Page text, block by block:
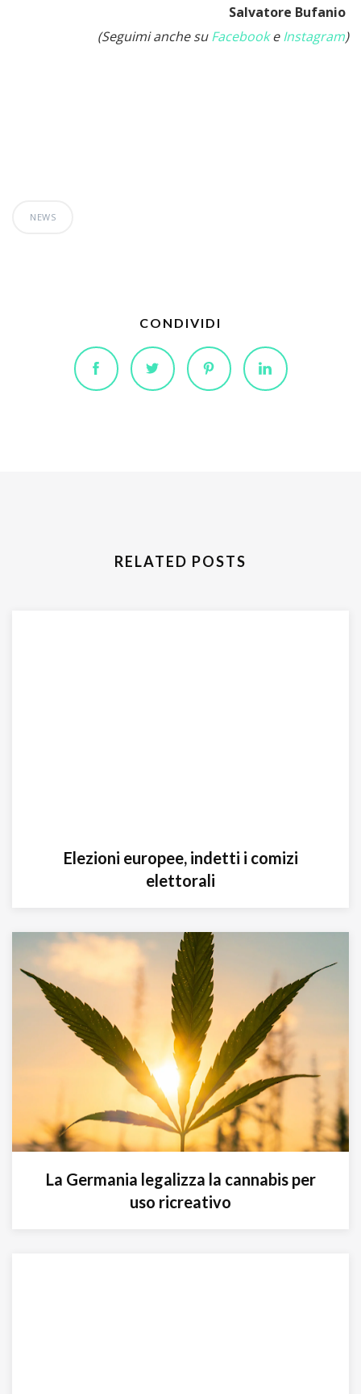
Salvatore Bufanio
(Seguimi anche suFacebookeInstagram)
NEWS
CONDIVIDI
RELATED POSTS
Elezioni europee, indetti i comizi
elettorali
La Germania legalizza la cannabis per
uso ricreativo